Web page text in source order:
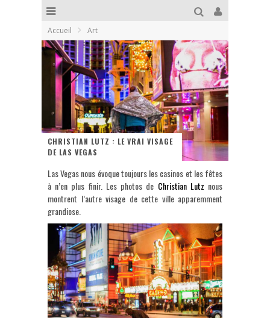
Accueil Art
CHRISTIAN LUTZ : LE VRAI VISAGE
DE LAS VEGAS
Las Vegas nous évoque toujours les casinos et les fêtes
à n’en plus finir. Les photos de Christian Lutz nous
montrent l’autre visage de cette ville apparemment
grandiose.